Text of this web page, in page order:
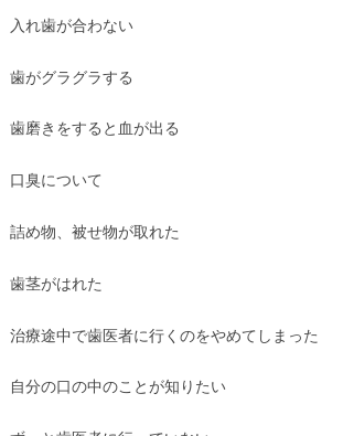
入れ歯が合わない
歯がグラグラする
歯磨きをすると血が出る
口臭について
詰め物、被せ物が取れた
歯茎がはれた
治療途中で歯医者に行くのをやめてしまった
自分の口の中のことが知りたい